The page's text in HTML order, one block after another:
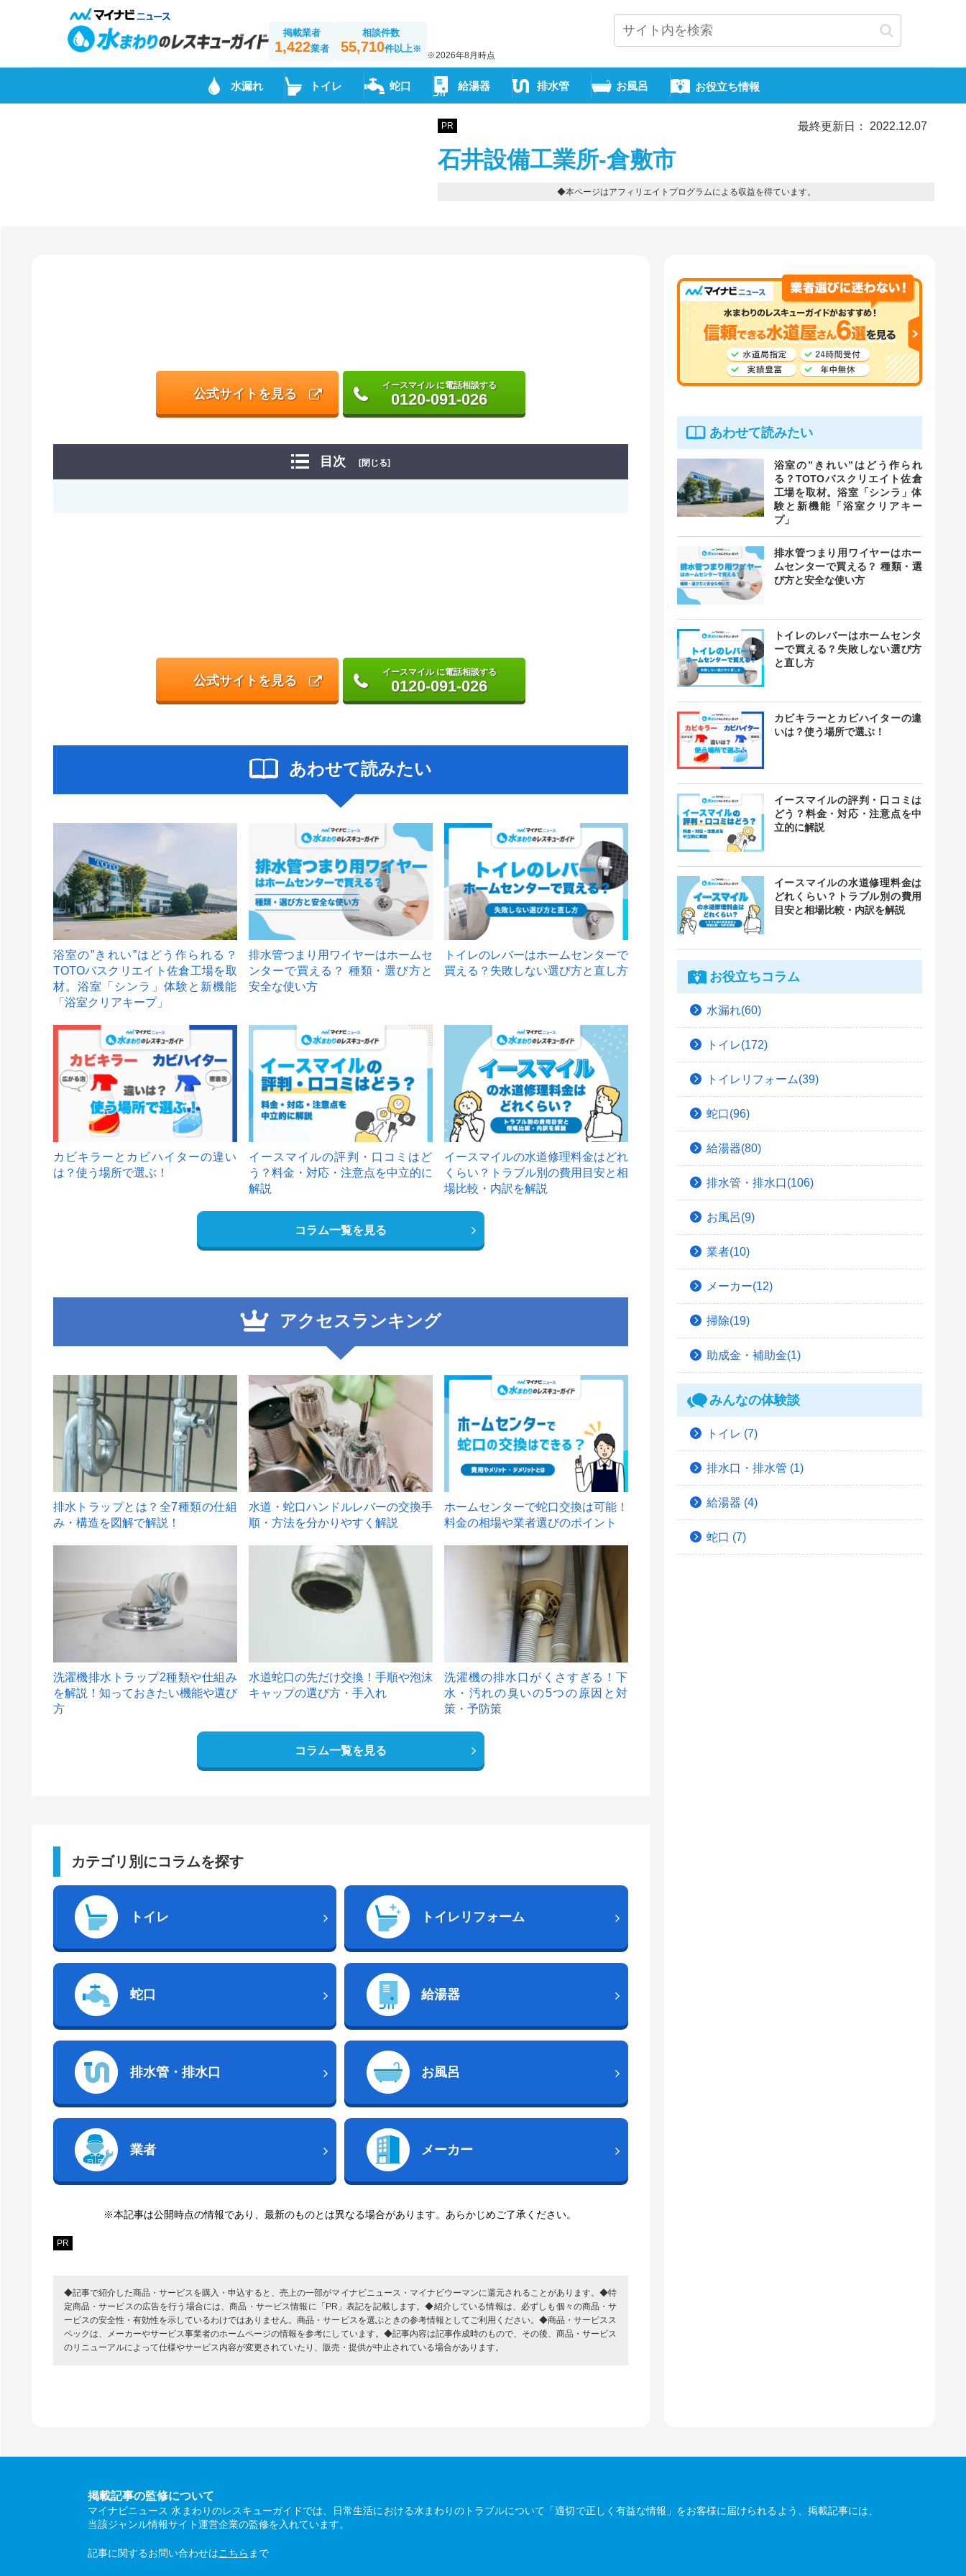
掲載業者
1,422業者
相談件数
55,710件以上※
※2026年8月時点
水漏れ トイレ 蛇口 給湯器 排水管 お風呂 お役立ち情報
PR 最終更新日： 2022.12.07
石井設備工業所-倉敷市
◆本ページはアフィリエイトプログラムによる収益を得ています。
公式サイトを見る
イースマイル に電話相談する
0120-091-026
目次 [閉じる]
公式サイトを見る
イースマイル に電話相談する
0120-091-026
あわせて読みたい
浴室の”きれい”はどう作られる？
TOTOバスクリエイト佐倉工場を取
材。浴室「シンラ」体験と新機能
「浴室クリアキープ」
排水管つまり用ワイヤーはホームセ
ンターで買える？ 種類・選び方と
安全な使い方
トイレのレバーはホームセンターで
買える？失敗しない選び方と直し方
カビキラーとカビハイターの違い
は？使う場所で選ぶ！
イースマイルの評判・口コミはど
う？料金・対応・注意点を中立的に
解説
イースマイルの水道修理料金はどれ
くらい？トラブル別の費用目安と相
場比較・内訳を解説
コラム一覧を見る
アクセスランキング
1
排水トラップとは？全7種類の仕組
み・構造を図解で解説！
2
水道・蛇口ハンドルレバーの交換手
順・方法を分かりやすく解説
ホームセンターで蛇口交換は可能！
料金の相場や業者選びのポイント
洗濯機排水トラップ2種類や仕組み
を解説！知っておきたい機能や選び
方
水道蛇口の先だけ交換！手順や泡沫
キャップの選び方・手入れ
洗濯機の排水口がくさすぎる！下
水・汚れの臭いの5つの原因と対
策・予防策
コラム一覧を見る
カテゴリ別にコラムを探す
トイレ トイレリフォーム
蛇口 給湯器
排水管・排水口 お風呂
業者 メーカー
※本記事は公開時点の情報であり、最新のものとは異なる場合があります。あらかじめご了承ください。
PR
◆記事で紹介した商品・サービスを購入・申込すると、売上の一部がマイナビニュース・マイナビウーマンに還元されることがあります。◆特
定商品・サービスの広告を行う場合には、商品・サービス情報に「PR」表記を記載します。◆紹介している情報は、必ずしも個々の商品・サ
ービスの安全性・有効性を示しているわけではありません。商品・サービスを選ぶときの参考情報としてご利用ください。◆商品・サービスス
ペックは、メーカーやサービス事業者のホームページの情報を参考にしています。◆記事内容は記事作成時のもので、その後、商品・サービス
のリニューアルによって仕様やサービス内容が変更されていたり、販売・提供が中止されている場合があります。
あわせて読みたい
浴室の”きれい”はどう作られ
る？TOTOバスクリエイト佐倉
工場を取材。浴室「シンラ」体
験と新機能「浴室クリアキー
プ」
排水管つまり用ワイヤーはホー
ムセンターで買える？ 種類・選
び方と安全な使い方
トイレのレバーはホームセンタ
ーで買える？失敗しない選び方
と直し方
カビキラーとカビハイターの違
いは？使う場所で選ぶ！
イースマイルの評判・口コミは
どう？料金・対応・注意点を中
立的に解説
イースマイルの水道修理料金は
どれくらい？トラブル別の費用
目安と相場比較・内訳を解説
お役立ちコラム
水漏れ(60)
トイレ(172)
トイレリフォーム(39)
蛇口(96)
給湯器(80)
排水管・排水口(106)
お風呂(9)
業者(10)
メーカー(12)
掃除(19)
助成金・補助金(1)
みんなの体験談
トイレ (7)
排水口・排水管 (1)
給湯器 (4)
蛇口 (7)
掲載記事の監修について
マイナビニュース 水まわりのレスキューガイドでは、日常生活における水まわりのトラブルについて「適切で正しく有益な情報」をお客様に届けられるよう、掲載記事には、
当該ジャンル情報サイト運営企業の監修を入れています。
記事に関するお問い合わせはこちら まで